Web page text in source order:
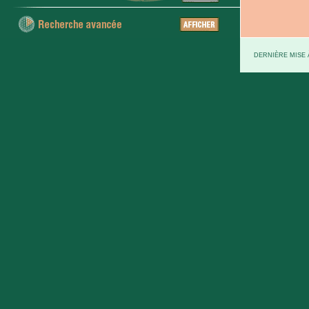
DERNIÈRE MISE